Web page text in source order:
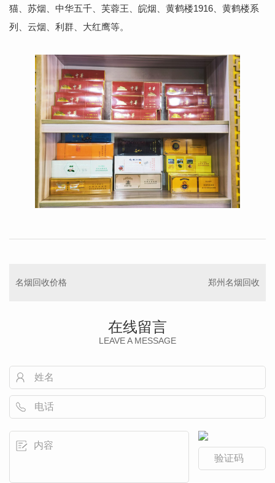
猫、苏烟、中华五千、芙蓉王、皖烟、黄鹤楼1916、黄鹤楼系
列、云烟、利群、大红鹰等。
名烟回收价格 郑州名烟回收
在线留言
LEAVE A MESSAGE